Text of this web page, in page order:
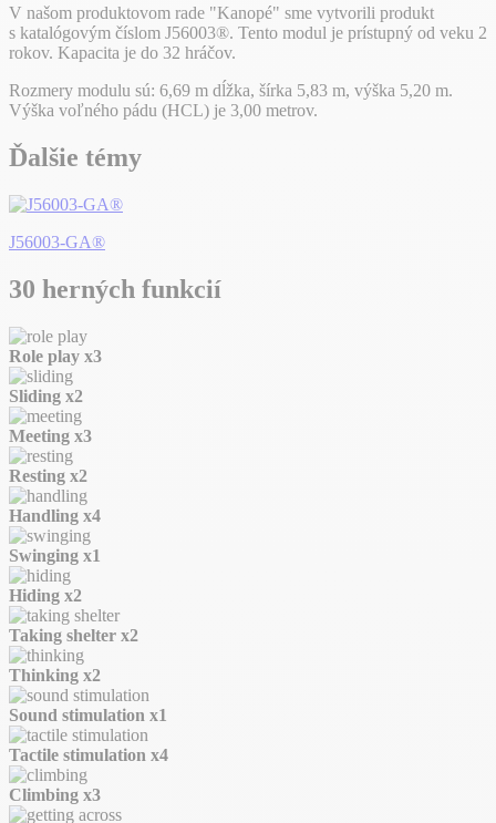
V našom produktovom rade "Kanopé" sme vytvorili produkt
s katalógovým číslom J56003®. Tento modul je prístupný od veku 2
rokov. Kapacita je do 32 hráčov.
Rozmery modulu sú: 6,69 m dĺžka, šírka 5,83 m, výška 5,20 m.
Výška voľného pádu (HCL) je 3,00 metrov.
Ďalšie témy
J56003-GA®
30 herných funkcií
Role play x3
Sliding x2
Meeting x3
Resting x2
Handling x4
Swinging x1
Hiding x2
Taking shelter x2
Thinking x2
Sound stimulation x1
Tactile stimulation x4
Climbing x3